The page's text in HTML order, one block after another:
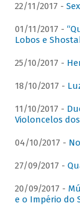
22/11/2017 -
01/11/2017 -
Lobos e
25/10/2017 -
18/10/2017 -
11/10/2017 -
Violoncelos dos
04/10/2017 -
27/09/2017 -
20/09/2017 -
e o Império do